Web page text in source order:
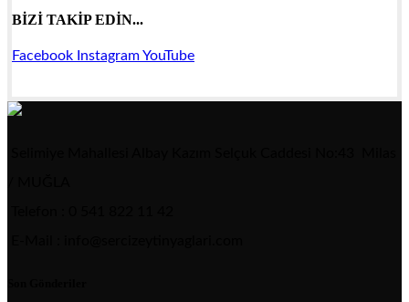
BİZİ TAKİP EDİN...
Facebook InstagramYouTube